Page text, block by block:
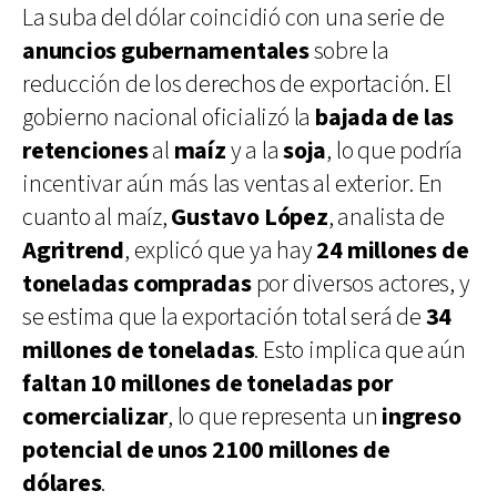
La suba del dólar coincidió con una serie de
anuncios gubernamentalessobre la
reducción de los derechos de exportación. El
gobierno nacional oficializó la bajada de las
retencionesal maízy a lasoja, lo que podría
incentivar aún más las ventas al exterior. En
cuanto al maíz,Gustavo López, analista de
Agritrend, explicó que ya hay24 millones de
toneladas compradaspor diversos actores, y
se estima que la exportación total será de34
millones de toneladas. Esto implica que aún
faltan 10 millones de toneladas por
comercializar, lo que representa un ingreso
potencial de unos 2100 millones de
dólares.